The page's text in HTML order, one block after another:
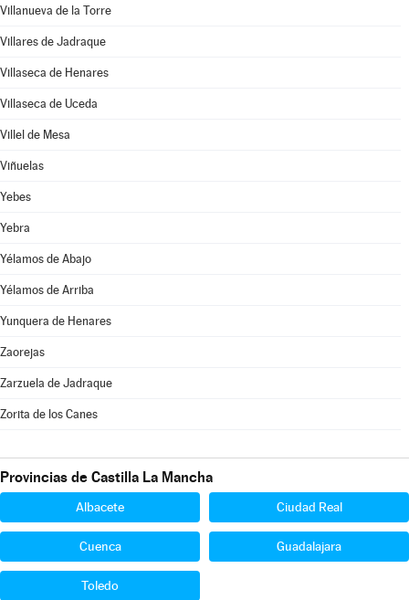
Villanueva de la Torre
Villares de Jadraque
Villaseca de Henares
Villaseca de Uceda
Villel de Mesa
Viñuelas
Yebes
Yebra
Yélamos de Abajo
Yélamos de Arriba
Yunquera de Henares
Zaorejas
Zarzuela de Jadraque
Zorita de los Canes
Provincias de Castilla La Mancha
Albacete Ciudad Real
Cuenca Guadalajara
Toledo